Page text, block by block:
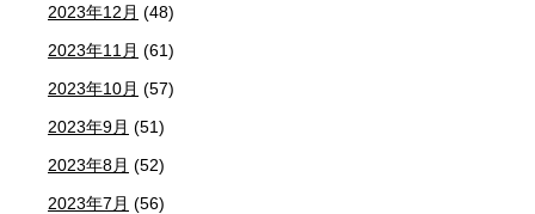
2023年12月 (48)
2023年11月 (61)
2023年10月 (57)
2023年9月 (51)
2023年8月 (52)
2023年7月 (56)